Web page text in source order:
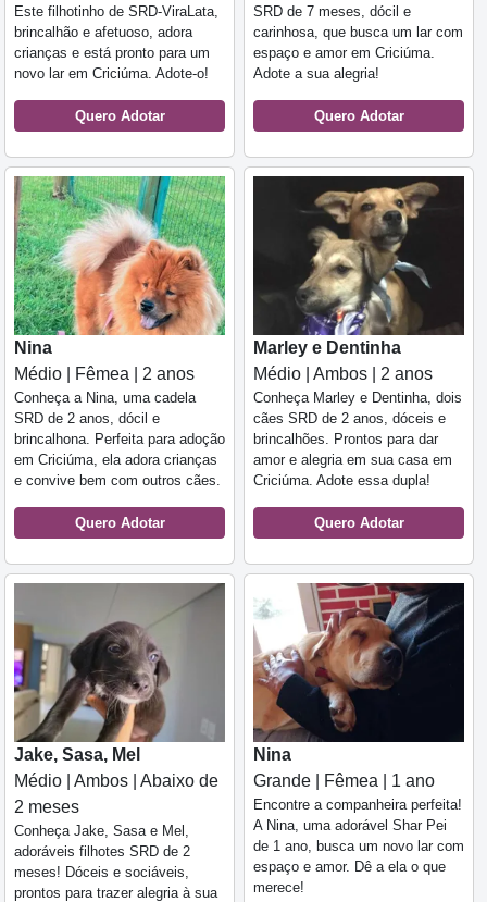
Este filhotinho de SRD-ViraLata,
brincalhão e afetuoso, adora
crianças e está pronto para um
novo lar em Criciúma. Adote-o!
Quero Adotar
SRD de 7 meses, dócil e
carinhosa, que busca um lar com
espaço e amor em Criciúma.
Adote a sua alegria!
Quero Adotar
Nina
Médio | Fêmea | 2 anos
Conheça a Nina, uma cadela
SRD de 2 anos, dócil e
brincalhona. Perfeita para adoção
em Criciúma, ela adora crianças
e convive bem com outros cães.
Quero Adotar
Marley e Dentinha
Médio | Ambos | 2 anos
Conheça Marley e Dentinha, dois
cães SRD de 2 anos, dóceis e
brincalhões. Prontos para dar
amor e alegria em sua casa em
Criciúma. Adote essa dupla!
Quero Adotar
Jake, Sasa, Mel
Médio | Ambos | Abaixo de
2 meses
Conheça Jake, Sasa e Mel,
adoráveis filhotes SRD de 2
meses! Dóceis e sociáveis,
prontos para trazer alegria à sua
Nina
Grande | Fêmea | 1 ano
Encontre a companheira perfeita!
A Nina, uma adorável Shar Pei
de 1 ano, busca um novo lar com
espaço e amor. Dê a ela o que
merece!